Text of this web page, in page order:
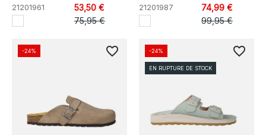
21201961
53,50 €
75,95 €
21201987
74,99 €
99,95 €
-24% favorite_border -24%
EN RUPTURE DE STOCK
favorite_border